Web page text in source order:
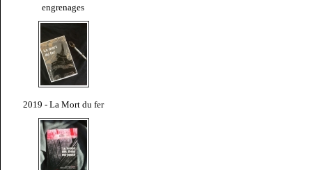
engrenages
2019 - La Mort du fer